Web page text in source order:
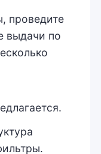
проведите
выдачи по